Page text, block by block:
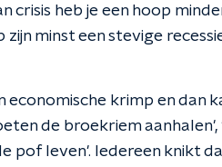
crisis heb je een hoop
minst een stevige
krimp en dan
de broekriem
pof leven'. Iedereen knikt